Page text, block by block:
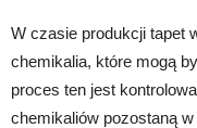
W czasie produkcji tapet
chemikalia, które mogą
proces ten jest
chemikaliów pozostaną